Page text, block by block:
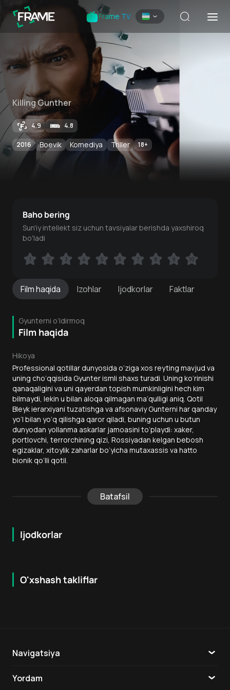
Frame TV
Killing Gunther
4.9 4.8
2016 Boevik Komediya Triller 18+
Filmhaqida Izohlar Ijodkorlar Faktlar
Gyunterni o‘ldirmoq
Film haqida
Hikoya
Professional qotillar dunyosida o‘ziga xos reyting mavjud va
uning cho‘qqisida Gyunter ismli shaxs turadi. Uning ko‘rinishi
qanaqaligini va uni qayerdan topish mumkinligini hech kim
bilmaydi, lekin u bilan aloqa qilmagan ma’qulligi aniq. Qotil
Bleyk ierarxiyani tuzatishga va afsonaviy Gunterni har qanday
yo‘l bilan yo‘q qilishga qaror qiladi, buning uchun u butun
dunyodan yollanma askarlar jamoasini to‘playdi: xaker,
portlovchi, terrorchining qizi, Rossiyadan kelgan bebosh
egizaklar, xitoylik zaharlar bo‘yicha mutaxassis va hatto
bionik qo‘lli qotil.
Batafsil
Ijodkorlar
Baho bering
Sun'iy intellekt siz uchun tavsiyalar berishda yaxshiroq
bo'ladi
1 2 3 4 5 6 7 8 9 10
1 2 3 4 5 6 7 8 9 10
O'xshash takliflar
18 + 6.3
Navigatsiya
Yordam